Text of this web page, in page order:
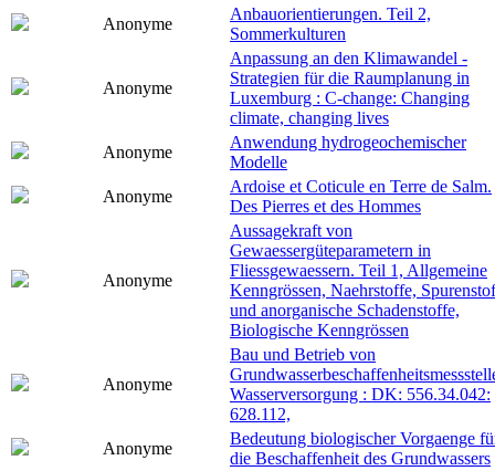
Anonyme
Anbauorientierungen. Teil 2,
Sommerkulturen
Anonyme
Anpassung an den Klimawandel -
Strategien für die Raumplanung in
Luxemburg : C-change: Changing
climate, changing lives
Anonyme
Anwendung hydrogeochemischer
Modelle
Anonyme
Ardoise et Coticule en Terre de Salm.
Des Pierres et des Hommes
Anonyme
Aussagekraft von
Gewaessergüteparametern in
Fliessgewaessern. Teil 1, Allgemeine
Kenngrössen, Naehrstoffe,
und anorganische Schadenstoffe,
Biologische Kenngrössen
Anonyme
Bau und Betrieb von
Wasserversorgung : DK: 556.34.042:
628.112,
Anonyme
Bedeutung biologischer Vorgaenge
die Beschaffenheit des Grundwassers